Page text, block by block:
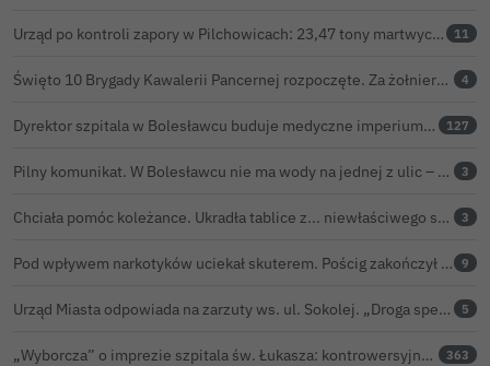
Urząd po kontroli zapory w Pilchowicach: 23,47 tony martwych ryb i zawiadomienie do prokuratury 11
Święto 10 Brygady Kawalerii Pancernej rozpoczęte. Za żołnierzami pierwszy dzień uroczystości 4
Dyrektor szpitala w Bolesławcu buduje medyczne imperium. „Gazeta Wyborcza” opisuje jego działalność w całej Polsce 127
Pilny komunikat. W Bolesławcu nie ma wody na jednej z ulic – trwa usuwanie awarii 3
Chciała pomóc koleżance. Ukradła tablice z... niewłaściwego samochodu 3
Pod wpływem narkotyków uciekał skuterem. Pościg zakończył w polu kukurydzy 9
Urząd Miasta odpowiada na zarzuty ws. ul. Sokolej. „Droga spełnia wszystkie normy” 5
„Wyborcza” o imprezie szpitala św. Łukasza: kontrowersyjna gala dla pracowników 363